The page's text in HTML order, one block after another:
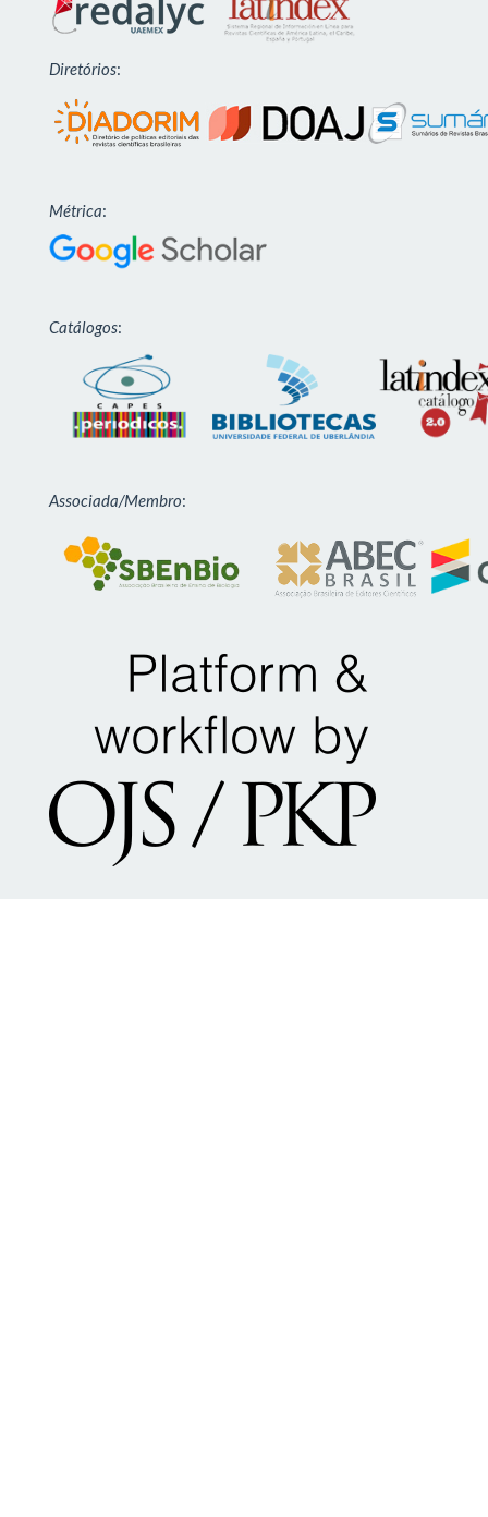
Diretórios:
Métrica:
Catálogos:
Associada/Membro: